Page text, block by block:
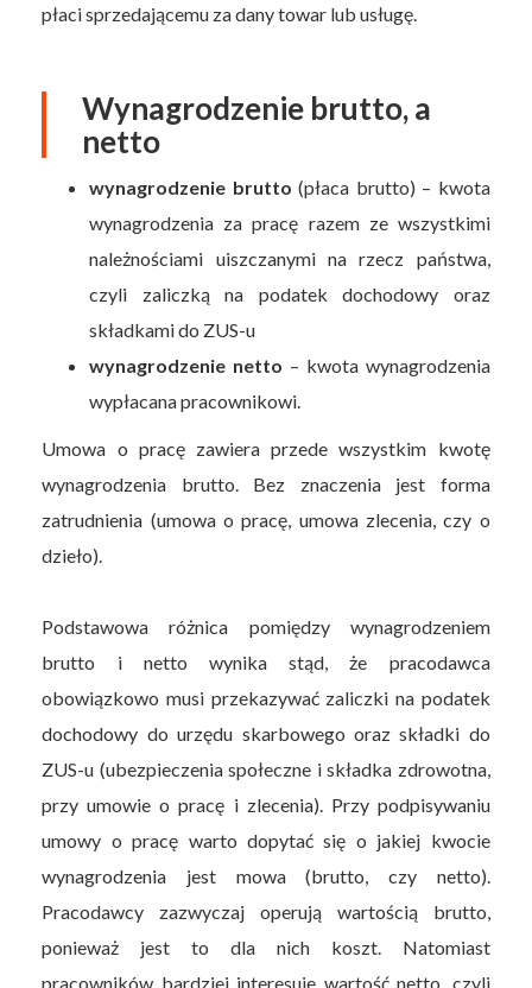
płaci sprzedającemu za dany towar lub usługę.
Wynagrodzenie brutto, a
netto
wynagrodzenie brutto (płaca brutto) – kwota
wynagrodzenia za pracę razem ze wszystkimi
należnościami uiszczanymi na rzecz państwa,
czyli zaliczką na podatek dochodowy oraz
składkami do ZUS-u
wynagrodzenie netto – kwota wynagrodzenia
wypłacana pracownikowi.
Umowa o pracę zawiera przede wszystkim kwotę
wynagrodzenia brutto. Bez znaczenia jest forma
zatrudnienia (umowa o pracę, umowa zlecenia, czy o
dzieło).
Podstawowa różnica pomiędzy wynagrodzeniem
brutto i netto wynika stąd, że pracodawca
obowiązkowo musi przekazywać zaliczki na podatek
dochodowy do urzędu skarbowego oraz składki do
ZUS-u (ubezpieczenia społeczne i składka zdrowotna,
przy umowie o pracę i zlecenia). Przy podpisywaniu
umowy o pracę warto dopytać się o jakiej kwocie
wynagrodzenia jest mowa (brutto, czy netto).
Pracodawcy zazwyczaj operują wartością brutto,
ponieważ jest to dla nich koszt. Natomiast
pracowników bardziej interesuje wartość netto, czyli